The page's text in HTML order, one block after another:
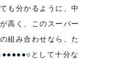
も分かるように、中
高く、このスーパー
組み合わせなら、た
として十分な